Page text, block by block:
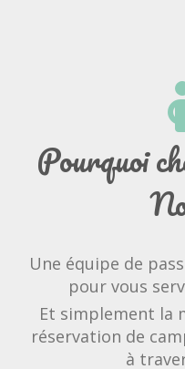
Pourquoi
Une équipe de
pour vous
Et simplement la
réservation de
à